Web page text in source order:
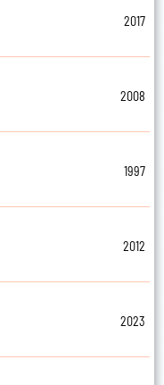
2017
2008
1997
2012
2023